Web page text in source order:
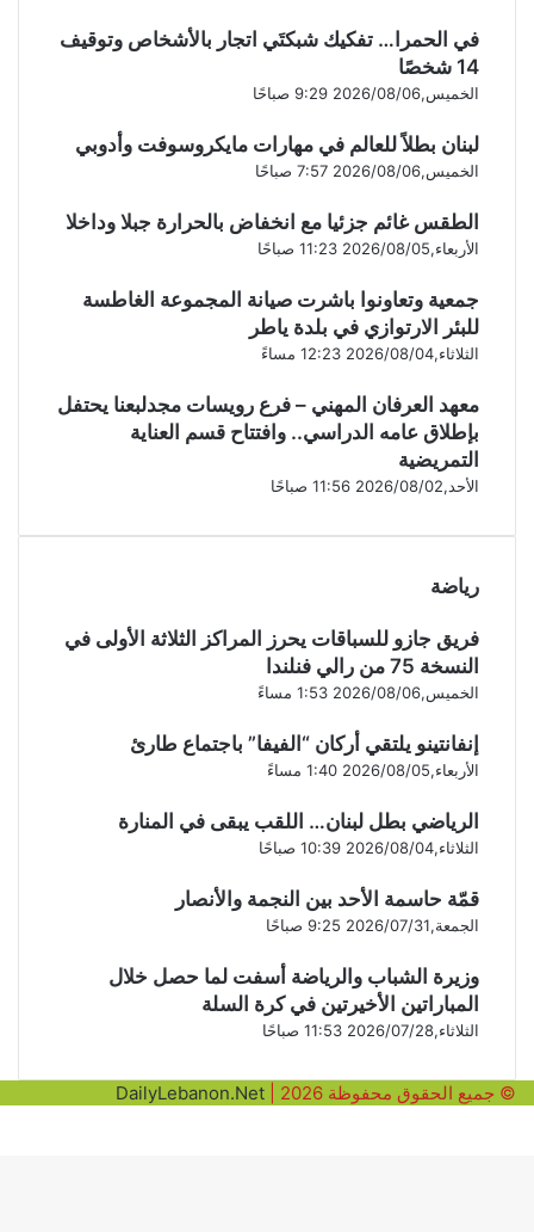
في الحمرا… تفكيك شبكتَي اتجار بالأشخاص وتوقيف
14 شخصًا
الخميس,2026/08/06 9:29 صباحًا
لبنان بطلاً للعالم في مهارات مايكروسوفت وأدوبي
الخميس,2026/08/06 7:57 صباحًا
الطقس غائم جزئيا مع انخفاض بالحرارة جبلا وداخلا
الأربعاء,2026/08/05 11:23 صباحًا
جمعية وتعاونوا باشرت صيانة المجموعة الغاطسة
للبئر الارتوازي في بلدة ياطر
الثلاثاء,2026/08/04 12:23 مساءً
معهد العرفان المهني – فرع رويسات مجدلبعنا يحتفل
بإطلاق عامه الدراسي.. وافتتاح قسم العناية
التمريضية
الأحد,2026/08/02 11:56 صباحًا
رياضة
فريق جازو للسباقات يحرز المراكز الثلاثة الأولى في
النسخة 75 من رالي فنلندا
الخميس,2026/08/06 1:53 مساءً
إنفانتينو يلتقي أركان “الفيفا” باجتماع طارئ
الأربعاء,2026/08/05 1:40 مساءً
الرياضي بطل لبنان… اللقب يبقى في المنارة
الثلاثاء,2026/08/04 10:39 صباحًا
قمّة حاسمة الأحد بين النجمة والأنصار
الجمعة,2026/07/31 9:25 صباحًا
وزيرة الشباب والرياضة أسفت لما حصل خلال
المباراتين الأخيرتين في كرة السلة
الثلاثاء,2026/07/28 11:53 صباحًا
© جميع الحقوق محفوظة 2026 | DailyLebanon.Net